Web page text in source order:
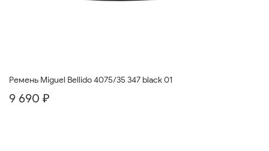
Ремень Miguel Bellido 4075/35 347 black 01
9 690 ₽